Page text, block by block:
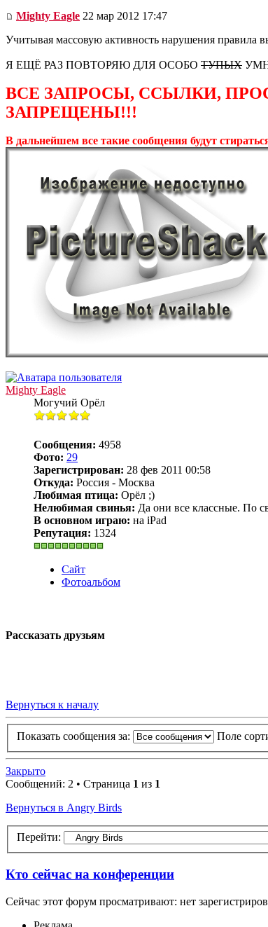
Mighty Eagle 22 мар 2012 17:47
Учитывая массовую активность нарушения правила
Я ЕЩЁ РАЗ ПОВТОРЯЮ ДЛЯ ОСОБО ТУПЫХ
ВСЕ ЗАПРОСЫ, ССЫЛКИ,
ЗАПРЕЩЕНЫ!!!
В дальнейшем все такие сообщения будут
Mighty Eagle
Могучий Орёл
Сообщения: 4958
Фото: 29
Зарегистрирован: 28 фев 2011 00:58
Откуда: Россия - Москва
Любимая птица: Орёл ;)
Нелюбимая свинья: Да они все классные. По
В основном играю: на iPad
Репутация: 1324
Сайт
Фотоальбом
Рассказать друзьям
Вернуться к началу
Показать сообщения за: Поле
Закрыто
Сообщений: 2 • Страница 1 из 1
Вернуться в Angry Birds
Перейти:
Кто сейчас на конференции
Сейчас этот форум просматривают: нет